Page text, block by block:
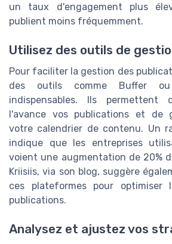
un taux d'engagement plus
publient moins fréquemment.
Utilisez des outils de
Pour faciliter la gestion des
des outils comme Buffer
indispensables. Ils permettent
l'avance vos publications et de
votre calendrier de contenu. Un
indique que les entreprises
voient une augmentation de 20%
Kriisiis, via son blog, suggère
ces plateformes pour
publications.
Analysez et ajustez vos